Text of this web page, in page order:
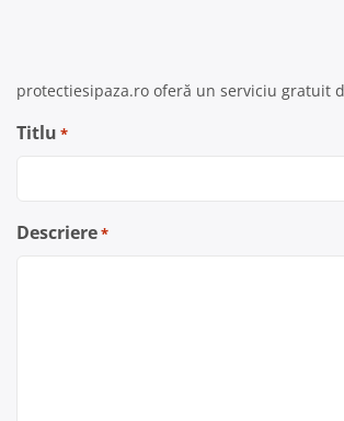
protectiesipaza.ro oferă un serviciu gratuit
Titlu *
Descriere*